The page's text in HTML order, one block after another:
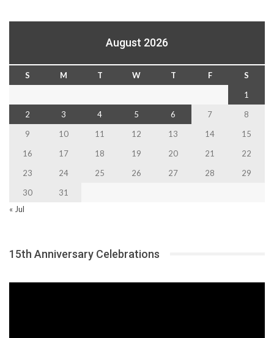
August 2026
S M T W T F
S
1
2
3 4 5 6 7
8
9
10 11 12 13 14
15
16
17 18 19 20 21
22
23
24 25 26 27 28
29
30
31
« Jul
15th Anniversary Celebrations